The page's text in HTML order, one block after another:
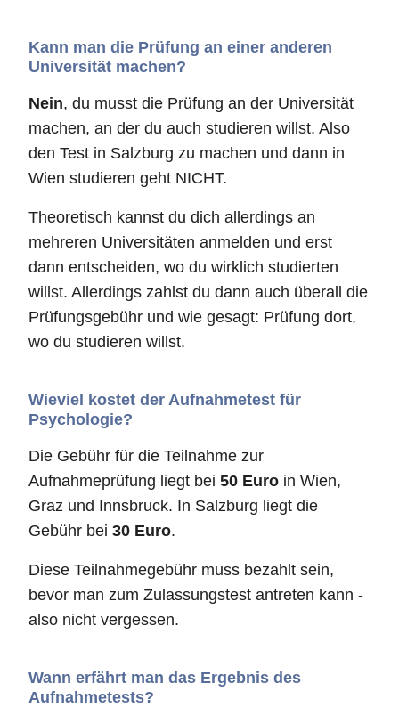
Kann man die Prüfung an einer anderen
Universität machen?
Nein, du musst die Prüfung an der Universität
machen, an der du auch studieren willst. Also
den Test in Salzburg zu machen und dann in
Wien studieren geht NICHT.
Theoretisch kannst du dich allerdings an
mehreren Universitäten anmelden und erst
dann entscheiden, wo du wirklich studierten
willst. Allerdings zahlst du dann auch überall die
Prüfungsgebühr und wie gesagt: Prüfung dort,
wo du studieren willst.
Wieviel kostet der Aufnahmetest für
Psychologie?
Die Gebühr für die Teilnahme zur
Aufnahmeprüfung liegt bei 50 Euro in Wien,
Graz und Innsbruck. In Salzburg liegt die
Gebühr bei 30 Euro.
Diese Teilnahmegebühr muss bezahlt sein,
bevor man zum Zulassungstest antreten kann -
also nicht vergessen.
Wann erfährt man das Ergebnis des
Aufnahmetests?